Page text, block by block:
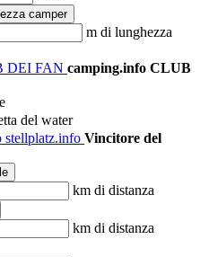
camper
m di lunghezza
camping.info CLUB
del water
Vincitore del
km di distanza
km di distanza